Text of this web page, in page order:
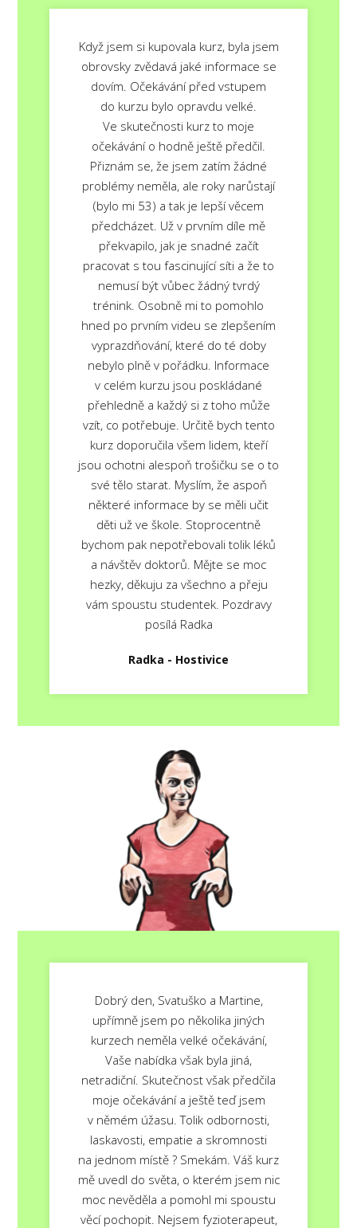
Když jsem si kupovala kurz, byla jsem
obrovsky zvědavá jaké informace se
dovím. Očekávání před vstupem
do kurzu bylo opravdu velké.
Ve skutečnosti kurz to moje
očekávání o hodně ještě předčil.
Přiznám se, že jsem zatím žádné
problémy neměla, ale roky narůstají
(bylo mi 53) a tak je lepší věcem
předcházet. Už v prvním díle mě
překvapilo, jak je snadné začít
pracovat s tou fascinující síti a že to
nemusí být vůbec žádný tvrdý
trénink. Osobně mi to pomohlo
hned po prvním videu se zlepšením
vyprazdňování, které do té doby
nebylo plně v pořádku. Informace
v celém kurzu jsou poskládané
přehledně a každý si z toho může
vzít, co potřebuje. Určitě bych tento
kurz doporučila všem lidem, kteří
jsou ochotni alespoň trošičku se o to
své tělo starat. Myslím, že aspoň
některé informace by se měli učit
děti už ve škole. Stoprocentně
bychom pak nepotřebovali tolik léků
a návštěv doktorů. Mějte se moc
hezky, děkuju za všechno a přeju
vám spoustu studentek. Pozdravy
posílá Radka
Radka - Hostivice
Dobrý den, Svatuško a Martine,
upřímně jsem po několika jiných
kurzech neměla velké očekávání,
Vaše nabídka však byla jiná,
netradiční. Skutečnost však předčila
moje očekávání a ještě teď jsem
v němém úžasu. Tolik odbornosti,
laskavosti, empatie a skromnosti
na jednom místě ? Smekám. Váš kurz
mě uvedl do světa, o kterém jsem nic
moc nevěděla a pomohl mi spoustu
věcí pochopit. Nejsem fyzioterapeut,